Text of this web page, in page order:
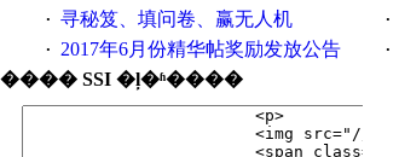
· 寻秘笈、填问卷、赢无人机 ·
· 2017年6月份精华帖奖励发放公告 ·
���� SSI �ļ�ʱ����